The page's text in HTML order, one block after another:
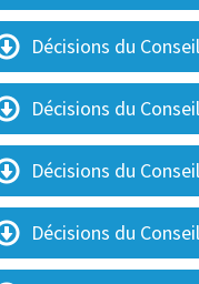
Décisions du
Décisions du
Décisions du
Décisions du